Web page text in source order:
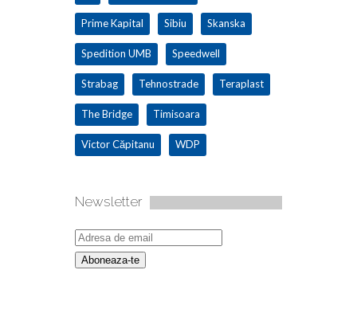
Prime Kapital Sibiu Skanska
Spedition UMB Speedwell
Strabag Tehnostrade Teraplast
The Bridge Timisoara
Victor Căpitanu WDP
Newsletter